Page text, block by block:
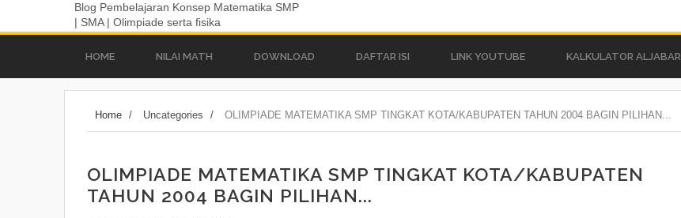
Blog Pembelajaran Konsep Matematika SMP
| SMA | Olimpiade serta fisika
HOME NILAI MATH DOWNLOAD DAFTAR ISI LINK YOUTUBE KALKULATOR ALJABAR
Home / Uncategories / OLIMPIADE MATEMATIKA SMP TINGKAT KOTA/KABUPATEN TAHUN 2004 BAGIN PILIHAN...
OLIMPIADE MATEMATIKA SMP TINGKAT KOTA/KABUPATEN
TAHUN 2004 BAGIN PILIHAN...